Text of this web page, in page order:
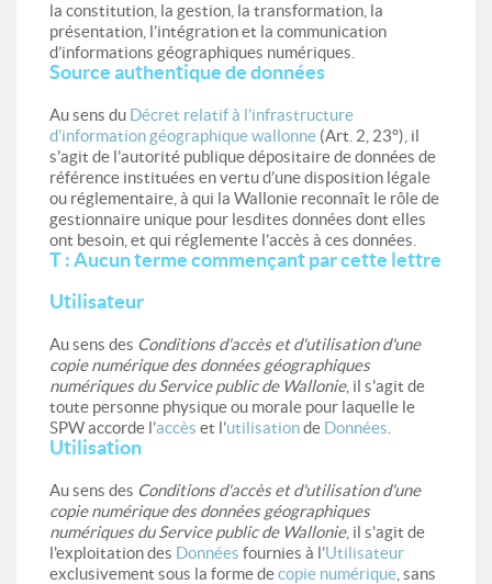
la constitution, la gestion, la transformation, la
présentation, l’intégration et la communication
d’informations géographiques numériques.
Source authentique de données
Au sens du Décret relatif à l’infrastructure
d’information géographique wallonne (Art. 2, 23°), il
s'agit de l’autorité publique dépositaire de données de
référence instituées en vertu d’une disposition légale
ou réglementaire, à qui la Wallonie reconnaît le rôle de
gestionnaire unique pour lesdites données dont elles
ont besoin, et qui réglemente l’accès à ces données.
T : Aucun terme commençant par cette lettre
Utilisateur
Au sens des Conditions d'accès et d'utilisation d'une
copie numérique des données géographiques
numériques du Service public de Wallonie, il s'agit de
toute personne physique ou morale pour laquelle le
SPW accorde l’accès et l’utilisationde Données
Utilisation
Au sens des Conditions d'accès et d'utilisation d'une
copie numérique des données géographiques
numériques du Service public de Wallonie, il s'agit de
l'exploitation des Données fournies à l’Utilisateur
exclusivement sous la forme decopie numérique , sans